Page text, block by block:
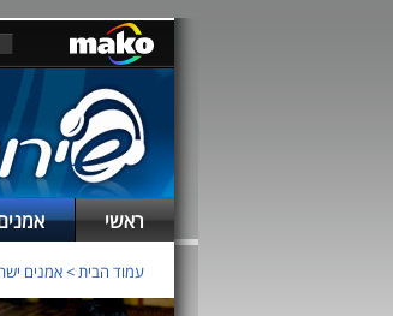
ראשי
עמוד הבית>אמנים